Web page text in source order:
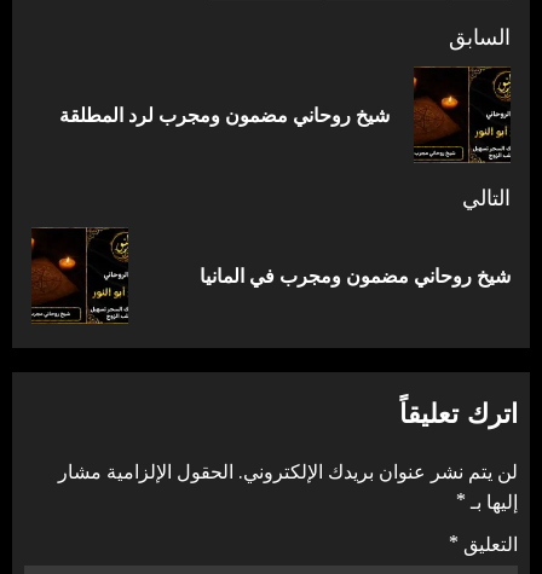
تصفّح
المقالات
السابق
شيخ روحاني مضمون ومجرب لرد المطلقة
التالي
المقالة
شيخ روحاني مضمون ومجرب في المانيا
اترك تعليقاً
لن يتم نشر عنوان بريدك الإلكتروني. الحقول الإلزامية مشار
إليها بـ*
التعليق *